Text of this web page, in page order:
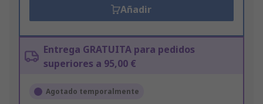
Añadir
Entrega GRATUITA para pedidos
superiores a 95,00 €
Agotado temporalmente